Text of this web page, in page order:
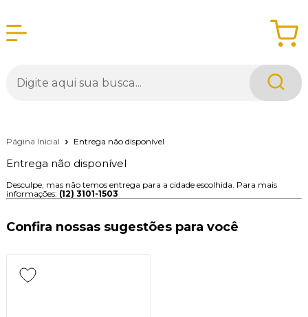
Página Inicial Entrega não disponível
Entrega não disponível
Desculpe, mas não temos entrega para a cidade escolhida. Para mais
informações: (12) 3101-1503
Confira nossas sugestões para você